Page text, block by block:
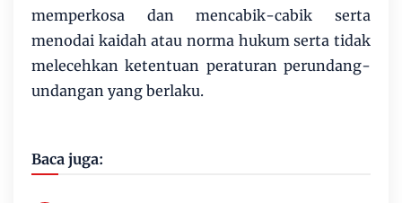
memperkosa dan mencabik-cabik serta
menodai kaidah atau norma hukum serta tidak
melecehkan ketentuan peraturan perundang-
undangan yang berlaku.
Baca juga: